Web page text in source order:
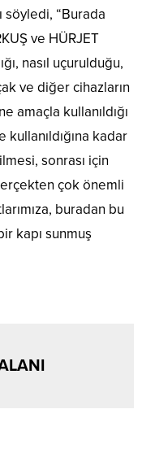
söyledi, “Burada
ve HÜRJET
nasıl uçurulduğu,
ve diğer cihazların
amaçla kullanıldığı
kadar
sonrası için
çok önemli
buradan bu
kapı sunmuş